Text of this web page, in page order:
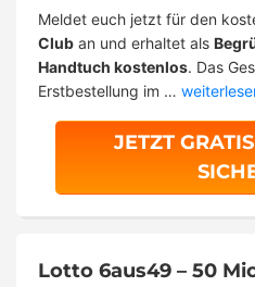
Meldet euch jetzt für den
Club an und erhaltet als
Handtuch kostenlos. Das
Erstbestellung im …
JETZT
Lotto 6aus49 – 50